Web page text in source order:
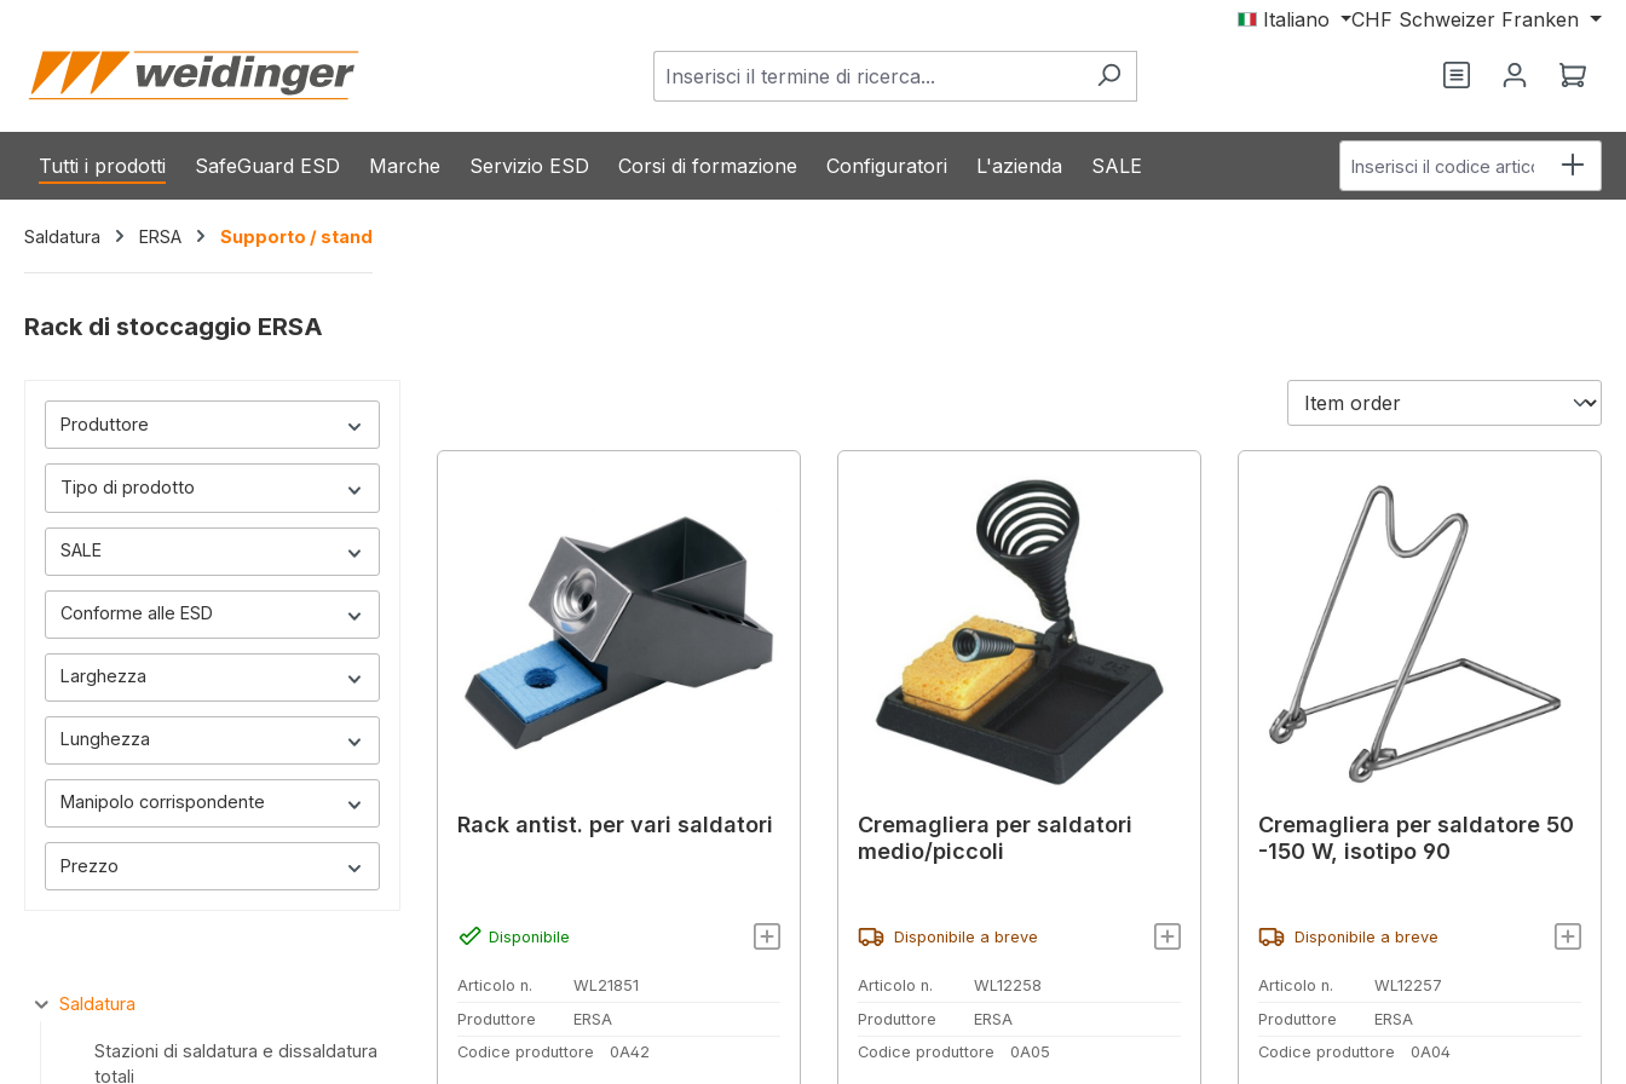
Italiano CHF Schweizer Franken
Hai 0 articoliIl
Tutti i prodotti SafeGuard ESD Marche Servizio ESD Corsi di formazione Configuratori L'azienda SALE Inserisci il codice articolo
Saldatura ERSA Supporto / stand
Rack di stoccaggio ERSA
Produttore
Tipo di prodotto
SALE
Conforme alle ESD
Larghezza
Lunghezza
Manipolo corrispondente
Prezzo
Saldatura
Stazioni di saldatura e dissaldatura
totali
Rack antist. per vari saldatori
Disponibile
Articolo n.
WL21851
Produttore
ERSA
Codice produttore
0A42
Cremagliera per saldatori
medio/piccoli
Disponibile a breve
Articolo n.
WL12258
Produttore
ERSA
Codice produttore
0A05
Cremagliera per saldatore 50
-150 W, isotipo 90
Disponibile a breve
Articolo n.
WL12257
Produttore
ERSA
Codice produttore
0A04